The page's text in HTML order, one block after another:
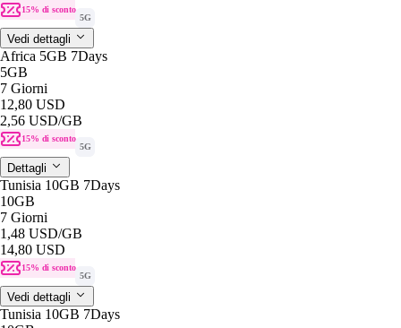
15% di sconto
5G
Vedi dettagli
Africa 5GB 7Days
5GB
7 Giorni
12,80 USD
2,56 USD/GB
15% di sconto
5G
Dettagli
Tunisia 10GB 7Days
10GB
7 Giorni
1,48 USD/GB
14,80 USD
15% di sconto
5G
Vedi dettagli
Tunisia 10GB 7Days